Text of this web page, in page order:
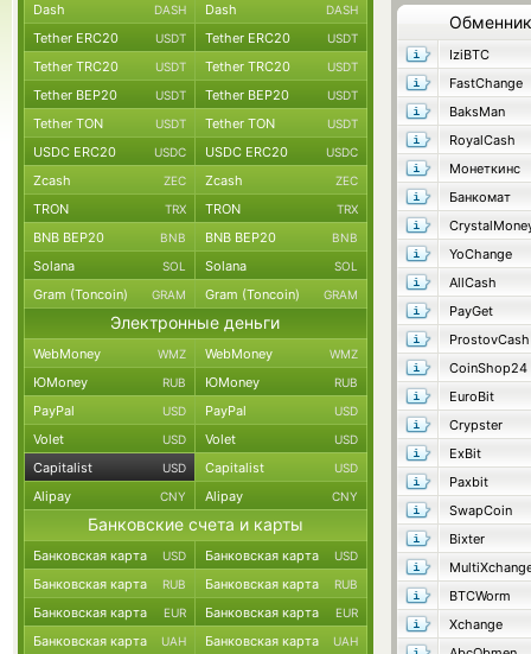
Обменник
IziBTC
FastChange
BaksMan
RoyalCash
Монеткинс
Банкомат
YoChange
AllCash
PayGet
ProstovCash
CoinShop24
EuroBit
Crypster
ExBit
Paxbit
SwapCoin
Bixter
BTCWorm
Xchange
Dash DASH Dash DASH
Tether ERC20 USDT Tether ERC20 USDT
Tether TRC20 USDT Tether TRC20 USDT
Tether BEP20 USDT Tether BEP20 USDT
Tether TON USDT Tether TON USDT
USDC ERC20 USDC USDC ERC20 USDC
Zcash ZEC Zcash ZEC
TRON TRX TRON TRX
BNB BEP20 BNB BNB BEP20 BNB
Solana SOL Solana SOL
Gram (Toncoin) GRAM Gram (Toncoin) GRAM
Электронные деньги
WebMoney WMZ WebMoney WMZ
ЮMoney RUB ЮMoney RUB
PayPal USD PayPal USD
Volet USD Volet USD
Capitalist USD Capitalist USD
Alipay CNY Alipay CNY
Банковские счета и карты
Банковская карта USD Банковская карта USD
Банковская карта RUB Банковская карта RUB
Банковская карта EUR Банковская карта EUR
Банковская карта UAH Банковская карта UAH